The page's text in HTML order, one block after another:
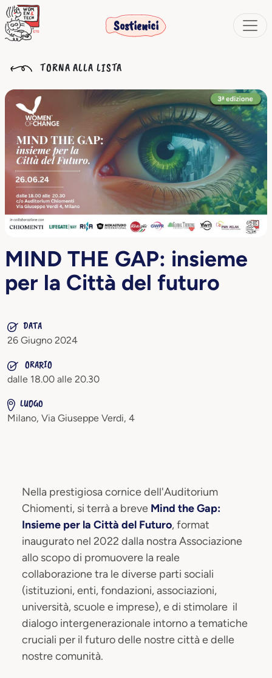
Sostienici
TORNA ALLA LISTA
MIND THE GAP: insieme
per la Città del futuro
DATA
26 Giugno 2024
ORARIO
dalle 18.00 alle 20.30
LUOGO
Milano, Via Giuseppe Verdi, 4
Nella prestigiosa cornice dell'Auditorium
Chiomenti, si terrà a breve Mind the Gap:
Insieme per la Città del Futuro, format
inaugurato nel 2022 dalla nostra Associazione
allo scopo di promuovere la reale
collaborazione tra le diverse parti sociali
(istituzioni, enti, fondazioni, associazioni,
università, scuole e imprese), e di stimolare il
dialogo intergenerazionale intorno a tematiche
cruciali per il futuro delle nostre città e delle
nostre comunità.